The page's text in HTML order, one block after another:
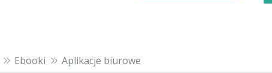
Ebooki Aplikacje biurowe